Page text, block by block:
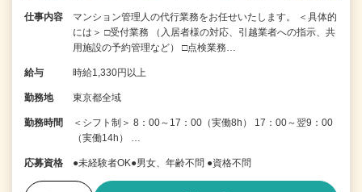
仕事内容
マンション管理人の代行業務をお任せいたします。 ＜具体的
には＞ □受付業務 （入居者様の対応、引越業者への指示、共
用施設の予約管理など） □点検業務…
給与 時給1,330円以上
勤務地 東京都全域
勤務時間
＜シフト制＞ 8：00～17：00（実働8h） 17：00～翌9：00
（実働14h） …
応募資格 ●未経験者OK●男女、年齢不問 ●資格不問